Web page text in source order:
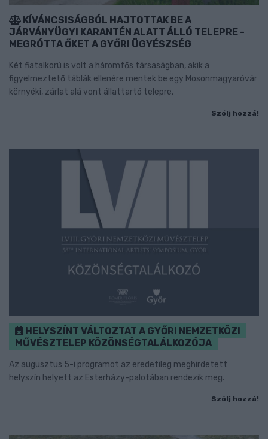
KÍVÁNCSISÁGBÓL HAJTOTTAK BE A
JÁRVÁNYÜGYI KARANTÉN ALATT ÁLLÓ TELEPRE -
MEGRÓTTA ŐKET A GYŐRI ÜGYÉSZSÉG
Két fiatalkorú is volt a háromfős társaságban, akik a
figyelmeztető táblák ellenére mentek be egy Mosonmagyaróvár
környéki, zárlat alá vont állattartó telepre.
Szólj hozzá!
HELYSZÍNT VÁLTOZTAT A GYŐRI NEMZETKÖZI
MŰVÉSZTELEP KÖZÖNSÉGTALÁLKOZÓJA
Az augusztus 5-i programot az eredetileg meghirdetett
helyszín helyett az Esterházy-palotában rendezik meg.
Szólj hozzá!